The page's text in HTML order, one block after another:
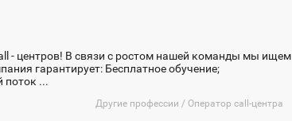
- центров! В связи с ростом нашей команды мы ищем
гарантирует: Бесплатное обучение;
поток ...
Другие профессии / Оператор call-центра